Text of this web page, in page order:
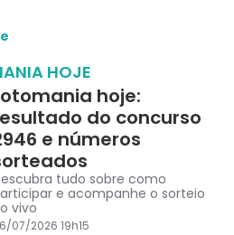
HOJE
hoje:
do concurso
e números
tudo sobre como
e acompanhe o sorteio
vivo
07/2026 19h15